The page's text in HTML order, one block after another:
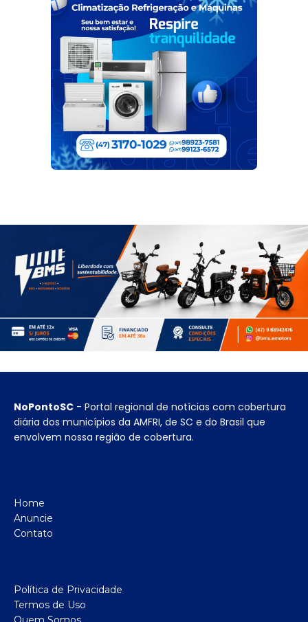
NoPontoSC - Portal regional de notícias com cobertura
diária dos municípios da AMFRI, de SC e do Brasil que
envolvem nossa região de cobertura.
Home
Anuncie
Contato
Política de Privacidade
Termos de Uso